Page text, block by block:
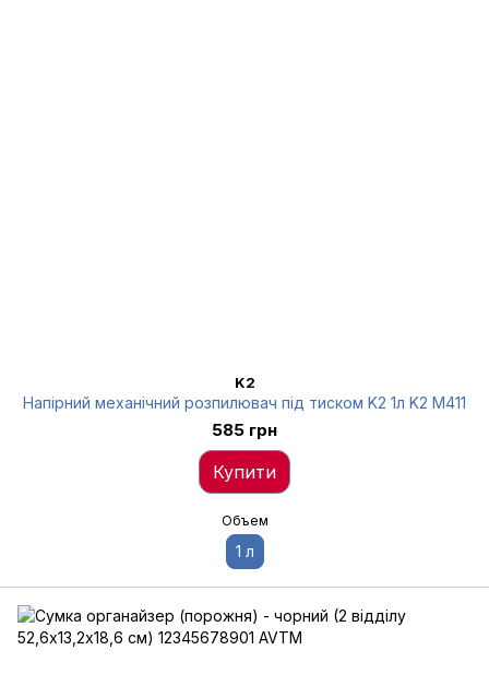
K2
Напірний механічний розпилювач під тиском K2 1л K2 M411
585 грн
Купити
Объем
1 л